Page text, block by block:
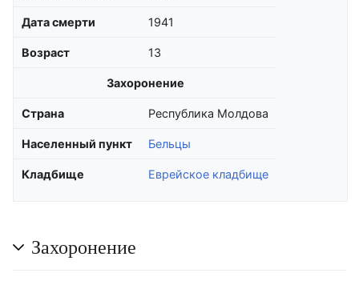
Дата смерти 1941
Возраст 13
Захоронение
Страна Республика Молдова
Населенный пункт Бельцы
Кладбище Еврейское кладбище
Захоронение